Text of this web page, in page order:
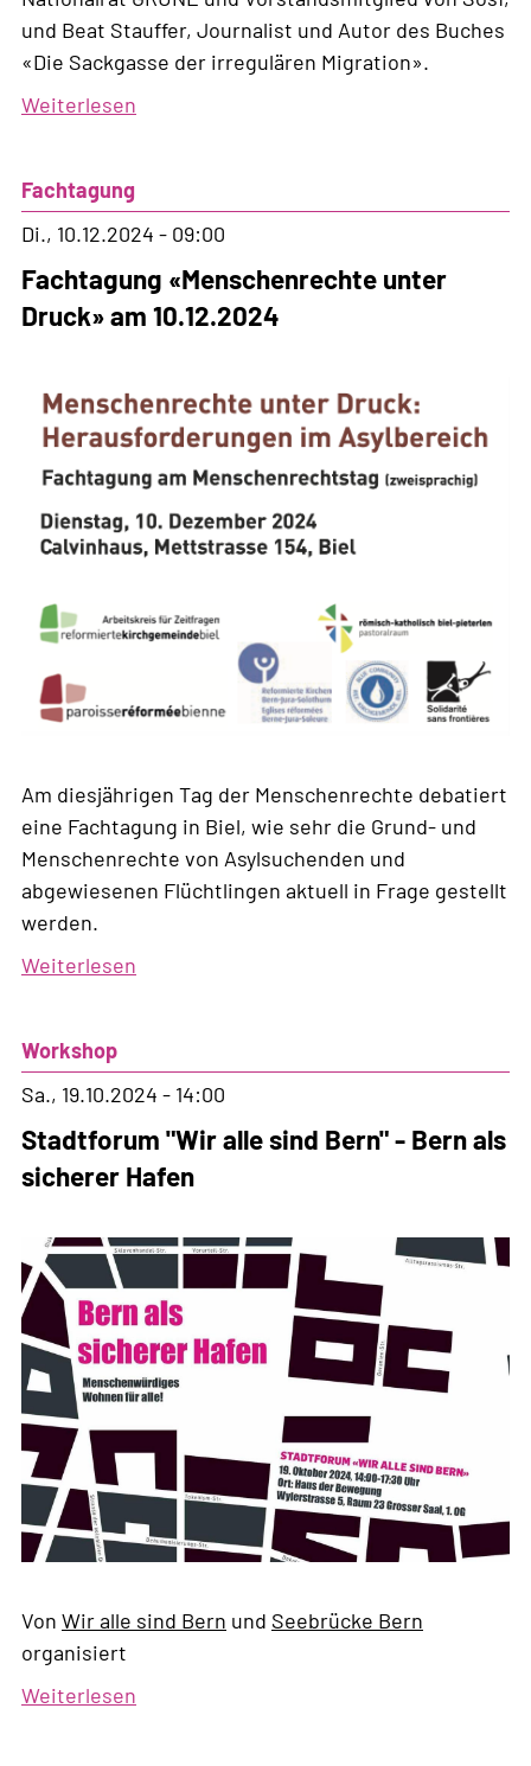
und Beat Stauffer, Journalist und Autor des Buches
«Die Sackgasse der irregulären Migration».
Weiterlesen
Richtigen»
oder
doch
Fachtagung
Di., 10.12.2024 - 09:00
Fachtagung «Menschenrechte unter
Druck» am 10.12.2024
Am diesjährigen Tag der Menschenrechte debatiert
eine Fachtagung in Biel, wie sehr die Grund- und
Menschenrechte von Asylsuchenden und
abgewiesenen Flüchtlingen aktuell in Frage gestellt
werden.
Weiterlesen
Druck»
10.12.2024
Workshop
Sa., 19.10.2024 - 14:00
Stadtforum "Wir alle sind Bern" - Bern als
sicherer Hafen
Von Wir alle sind Bern und Seebrücke Bern
organisiert
Weiterlesen